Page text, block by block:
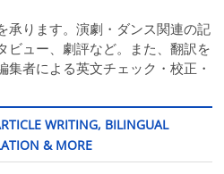
承ります。演劇・ダンス関連の記
ビュー、劇評など。また、翻訳を
集者による英文チェック・校正・
WRITING, BILINGUAL
& MORE